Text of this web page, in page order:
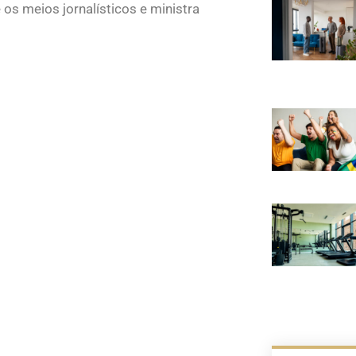
os meios jornalísticos e ministra